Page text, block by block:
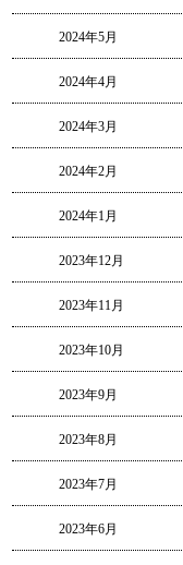
2024年5月
2024年4月
2024年3月
2024年2月
2024年1月
2023年12月
2023年11月
2023年10月
2023年9月
2023年8月
2023年7月
2023年6月